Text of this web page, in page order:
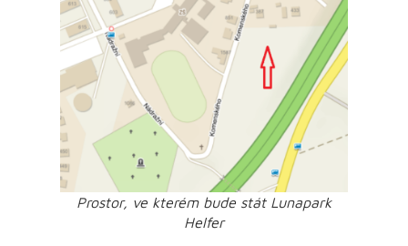
Prostor, ve kterém bude stát Lunapark
Helfer